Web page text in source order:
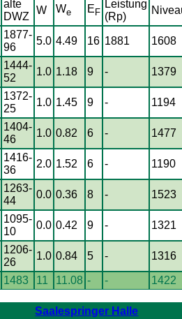
alte
DWZ
W We E F
Leistung
(Rp)
1877-
96
5.0 4.49 16 1881 1608
1444-
52
1.0 1.18 9 - 1379
1372-
25
1.0 1.45 9 - 1194
1404-
46
1.0 0.82 6 - 1477
1416-
36
2.0 1.52 6 - 1190
1263-
44
0.0 0.36 8 - 1523
1095-
10
0.0 0.42 9 - 1321
1206-
26
1.0 0.84 5 - 1316
1483 11 11.08 - - 1422
Saalespringer Halle